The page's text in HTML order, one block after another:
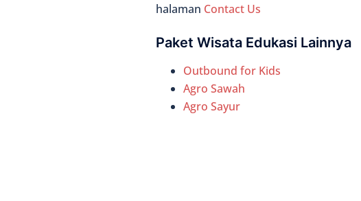
halaman Contact Us
Paket Wisata Edukasi Lainnya
Outbound for Kids
Agro Sawah
Agro Sayur